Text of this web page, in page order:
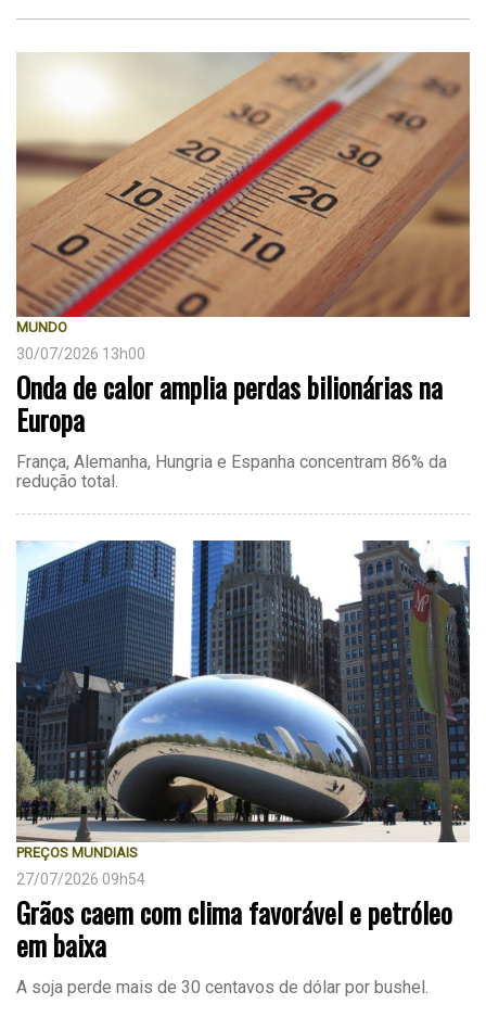
MUNDO
30/07/2026 13h00
Onda de calor amplia perdas bilionárias na
Europa
França, Alemanha, Hungria e Espanha concentram 86% da
redução total.
PREÇOS MUNDIAIS
27/07/2026 09h54
Grãos caem com clima favorável e petróleo
em baixa
A soja perde mais de 30 centavos de dólar por bushel.